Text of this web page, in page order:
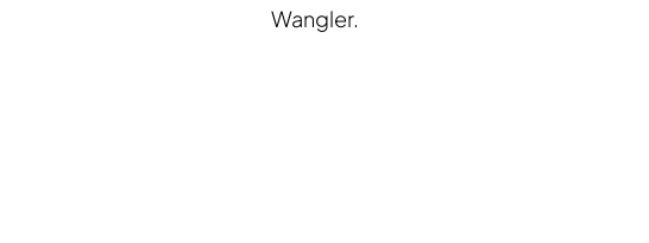
Wangler.